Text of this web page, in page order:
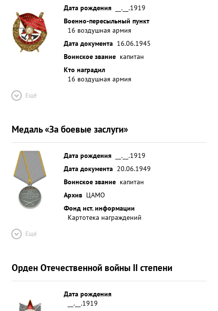
Дата рождения
__.__.1919
Военно-пересыльный пункт
16 воздушная армия
Дата документа 16.06.1945
Воинское звание капитан
Кто наградил
16 воздушная армия
Ещё
Медаль «За боевые заслуги»
Дата рождения
__.__.1919
Дата документа 20.06.1949
Воинское звание капитан
Архив ЦАМО
Фонд ист. информации
Картотека награждений
Ещё
Орден Отечественной войны II степени
Дата рождения
__.__.1919